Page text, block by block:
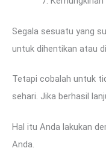
Segala sesuatu yang
untuk dihentikan atau
Tetapi cobalah untuk
sehari. Jika berhasil
Hal itu Anda lakukan
Anda.